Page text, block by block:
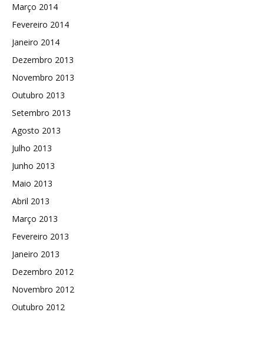
Março 2014
Fevereiro 2014
Janeiro 2014
Dezembro 2013
Novembro 2013
Outubro 2013
Setembro 2013
Agosto 2013
Julho 2013
Junho 2013
Maio 2013
Abril 2013
Março 2013
Fevereiro 2013
Janeiro 2013
Dezembro 2012
Novembro 2012
Outubro 2012